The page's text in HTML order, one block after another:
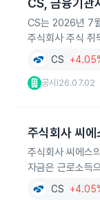
CS, 금융기관
CS는 2026년 7
주식회사 주식 취
CS
공시 26.07.02
주식회사 씨에
주식회사 씨에스
자금은 근로소득
CS